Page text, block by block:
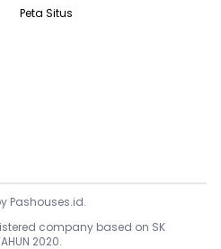
Peta Situs
Pashouses.id.
company based on SK
2020.